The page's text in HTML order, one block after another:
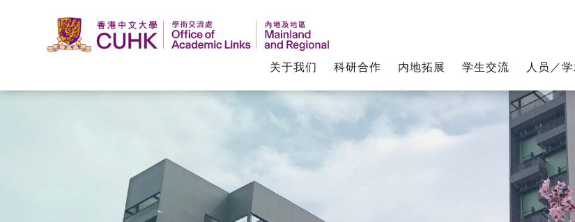
关于我们 科研合作 内地拓展 学生交流 人员／
香